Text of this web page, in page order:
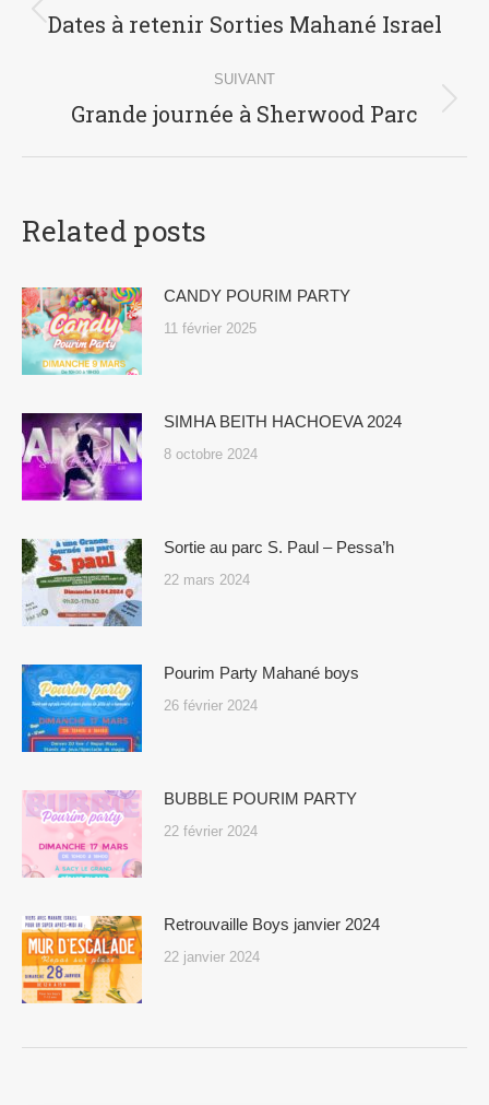
Dates à retenir Sorties Mahané Israel
SUIVANT
Grande journée à Sherwood Parc
Related posts
CANDY POURIM PARTY
11 février 2025
SIMHA BEITH HACHOEVA 2024
8 octobre 2024
Sortie au parc S. Paul – Pessa’h
22 mars 2024
Pourim Party Mahané boys
26 février 2024
BUBBLE POURIM PARTY
22 février 2024
Retrouvaille Boys janvier 2024
22 janvier 2024